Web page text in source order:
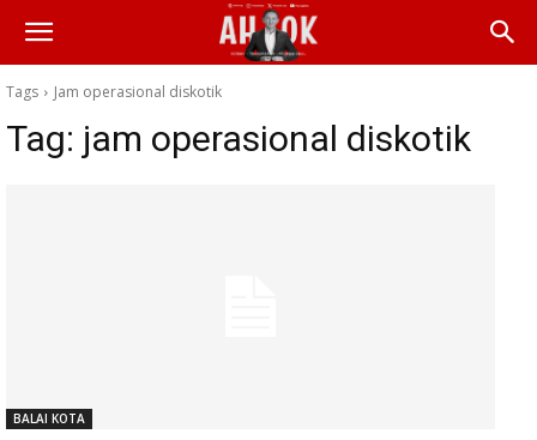
Tags Jam operasional diskotik
Tag: jam operasional diskotik
BALAI KOTA